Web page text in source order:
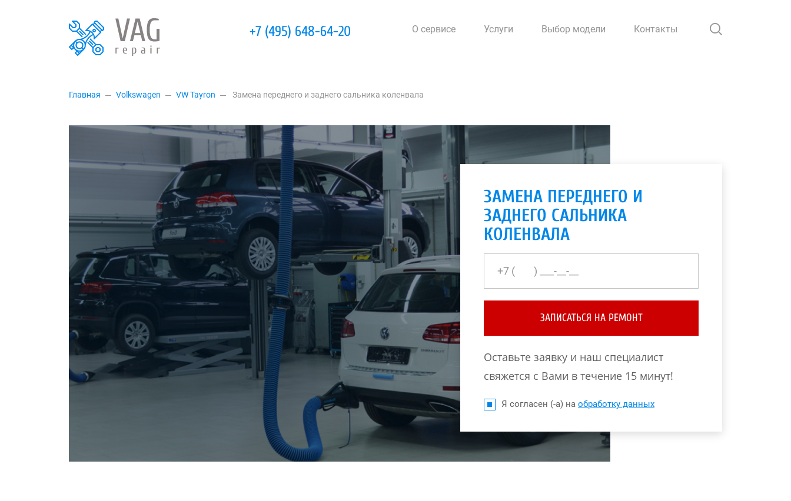
+7 (495) 648-64-20 О сервисе Услуги Выбор модели Контакты
Главная Volkswagen VW Tayron Замена переднего и заднего сальника коленвала
ЗАМЕНА ПЕРЕДНЕГО И
ЗАДНЕГО САЛЬНИКА
КОЛЕНВАЛА
ЗАПИСАТЬСЯ НА РЕМОНТ
Оставьте заявку и наш специалист
свяжется с Вами в течение 15 минут!
Я согласен (-а) на обработку данных